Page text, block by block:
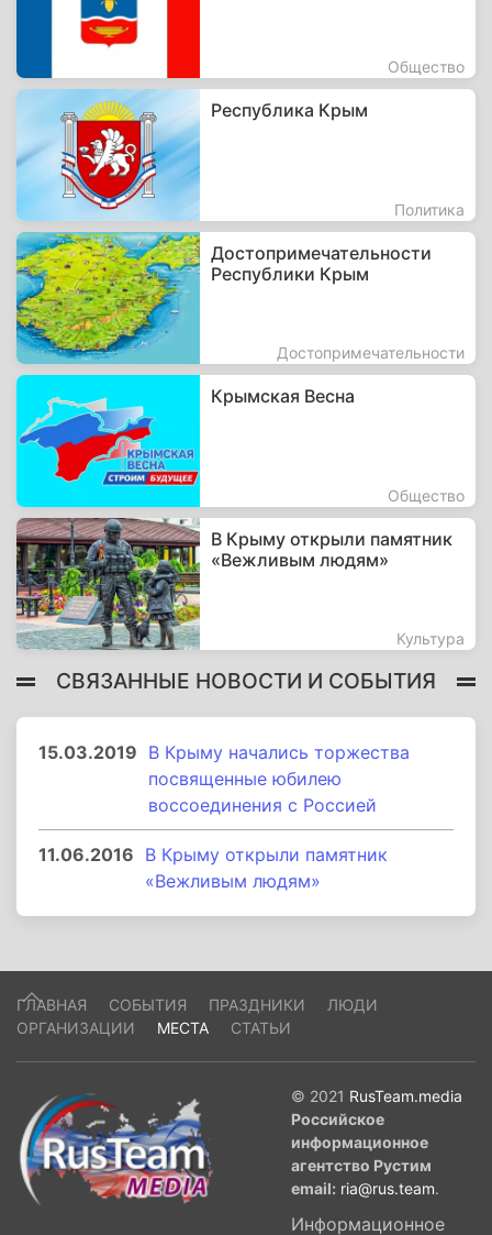
Общество
Республика Крым
Политика
Достопримечательности
Республики Крым
Достопримечательности
Крымская Весна
Общество
В Крыму открыли памятник
«Вежливым людям»
Культура
СВЯЗАННЫЕ НОВОСТИ И СОБЫТИЯ
15.03.2019 В Крыму начались торжества
посвященные юбилею
воссоединения с Россией
11.06.2016 В Крыму открыли памятник
«Вежливым людям»
ГЛАВНАЯ СОБЫТИЯ ПРАЗДНИКИ
ЛЮДИ
ОРГАНИЗАЦИИ
МЕСТА СТАТЬИ
© 2021 RusTeam.media
Российское
информационное
агентство Рустим
email: ria@rus.team.
Информационное